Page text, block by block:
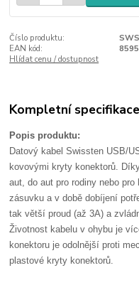
Číslo produktu:
EAN kód:
Hlídat cenu / dostupnost
Kompletní specifikace
Popis produktu:
Datový kabel Swissten USB/
kovovými kryty konektorů.
aut, do aut pro rodiny nebo
zásuvku a v době dobíjení
tak větší proud (až 3A) a
Životnost kabelu v ohybu je
konektoru je odolnější proti
plastové kryty konektorů.